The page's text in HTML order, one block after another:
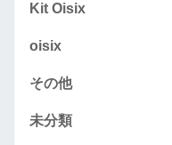
Kit Oisix
oisix
その他
未分類